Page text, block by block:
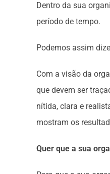
Dentro da sua
período de tempo.
Podemos assim
Com a visão da
que devem ser
nítida, clara e
mostram os
Quer que a sua